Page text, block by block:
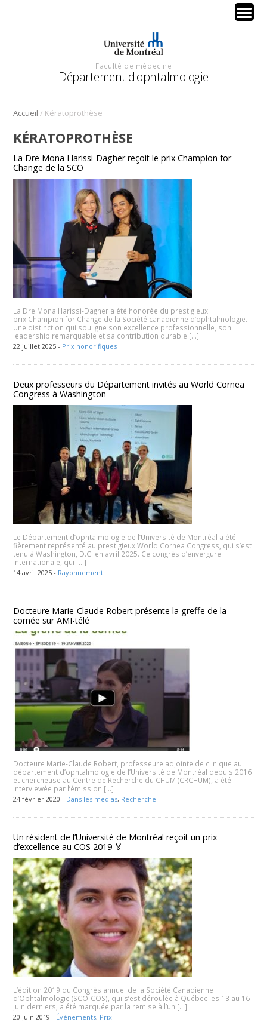
Faculté de médecine
Département d'ophtalmologie
Accueil / Kératoprothèse
KÉRATOPROTHÈSE
La Dre Mona Harissi-Dagher reçoit le prix Champion for
Change de la SCO
La Dre Mona Harissi-Dagher a été honorée du prestigieux
prix Champion for Change de la Société canadienne d’ophtalmologie.
Une distinction qui souligne son excellence professionnelle, son
leadership remarquable et sa contribution durable […]
22 juillet 2025 - Prix honorifiques
Deux professeurs du Département invités au World Cornea
Congress à Washington
Le Département d’ophtalmologie de l’Université de Montréal a été
fièrement représenté au prestigieux World Cornea Congress, qui s’est
tenu à Washington, D.C. en avril 2025. Ce congrès d’envergure
internationale, qui […]
14 avril 2025 - Rayonnement
Docteure Marie-Claude Robert présente la greffe de la
cornée sur AMI-télé
Docteure Marie-Claude Robert, professeure adjointe de clinique au
département d’ophtalmologie de l’Université de Montréal depuis 2016
et chercheuse au Centre de Recherche du CHUM (CRCHUM), a été
interviewée par l’émission […]
24 février 2020 - Dans les médias, Recherche
Un résident de l’Université de Montréal reçoit un prix
d’excellence au COS 2019 🏅
L’édition 2019 du Congrès annuel de la Société Canadienne
d’Ophtalmologie (SCO-COS), qui s’est déroulée à Québec les 13 au 16
juin derniers, a été marquée par la remise à l’un […]
20 juin 2019 - Événements, Prix